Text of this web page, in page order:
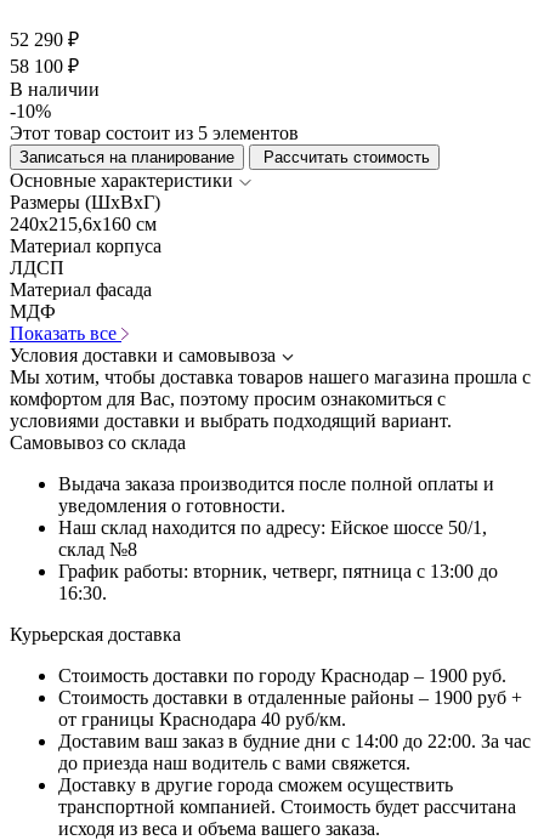
52 290 ₽
58 100 ₽
В наличии
-10%
Этот товар состоит из 5 элементов
Записаться на планирование Рассчитать стоимость
Основные характеристики
Размеры (ШхВхГ)
240x215,6x160 см
Материал корпуса
ЛДСП
Материал фасада
МДФ
Показать все
Условия доставки и самовывоза
Мы хотим, чтобы доставка товаров нашего магазина прошла с
комфортом для Вас, поэтому просим ознакомиться с
условиями доставки и выбрать подходящий вариант.
Самовывоз со склада
Выдача заказа производится после полной оплаты и
уведомления о готовности.
Наш склад находится по адресу: Ейское шоссе 50/1,
склад №8
График работы: вторник, четверг, пятница с 13:00 до
16:30.
Курьерская доставка
Стоимость доставки по городу Краснодар – 1900 руб.
Стоимость доставки в отдаленные районы – 1900 руб +
от границы Краснодара 40 руб/км.
Доставим ваш заказ в будние дни с 14:00 до 22:00. За час
до приезда наш водитель с вами свяжется.
Доставку в другие города сможем осуществить
транспортной компанией. Стоимость будет рассчитана
исходя из веса и объема вашего заказа.